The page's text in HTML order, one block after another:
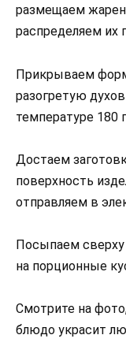
размещаем
распределяем их
Прикрываем
разогретую
температуре 180
Достаем
поверхность
отправляем в
Посыпаем сверху
на порционные
Смотрите на
блюдо украсит